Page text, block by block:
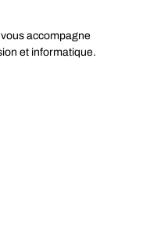
accompagne
et informatique.